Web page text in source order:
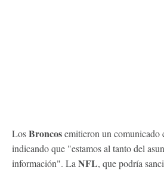
LosBroncosemitieron un comunicado
indicando que "estamos al tanto del
información". La NFL, que podría